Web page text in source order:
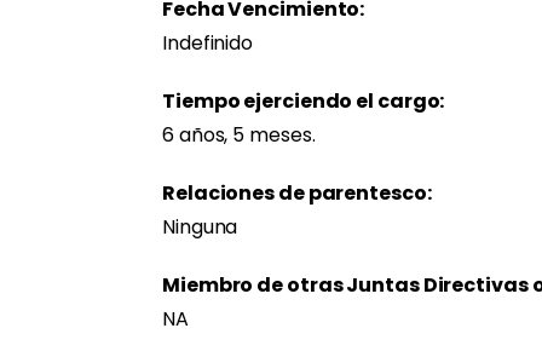
Fondos no utilizados
Partes vinculadas
ContactoFecha Vencimiento:
Indefinido
Tiempo ejerciendo el cargo:
6 años, 5 meses.
Relaciones de parentesco:
Ninguna
Miembro de otras Juntas Directivas
NA